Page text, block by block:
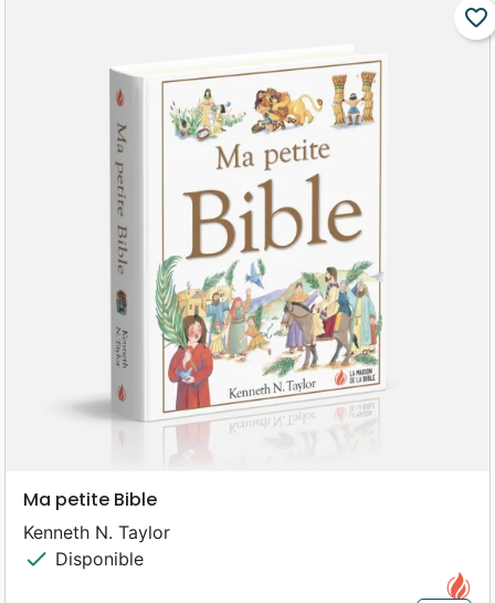
favorite_border
Ma petite Bible
Kenneth N. Taylor
check Disponible